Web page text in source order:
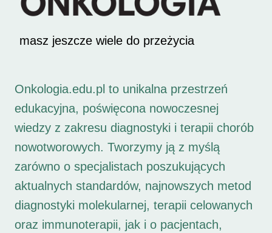
masz jeszcze wiele do przeżycia
Onkologia.edu.pl to unikalna przestrzeń
edukacyjna, poświęcona nowoczesnej
wiedzy z zakresu diagnostyki i terapii chorób
nowotworowych. Tworzymy ją z myślą
zarówno o specjalistach poszukujących
aktualnych standardów, najnowszych metod
diagnostyki molekularnej, terapii celowanych
oraz immunoterapii, jak i o pacjentach,